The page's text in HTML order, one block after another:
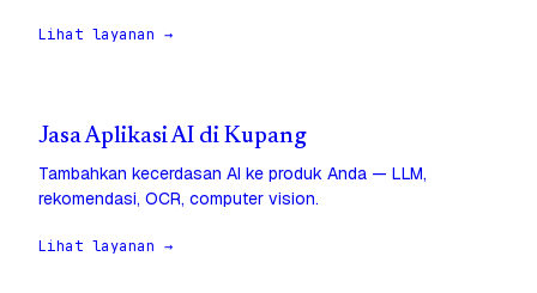
Lihat layanan →
Jasa Aplikasi AI di Kupang
Tambahkan kecerdasan AI ke produk Anda — LLM,
rekomendasi, OCR, computer vision.
Lihat layanan →